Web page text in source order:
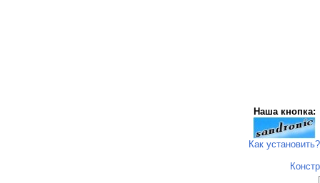
Наша кнопка:
Как установить?